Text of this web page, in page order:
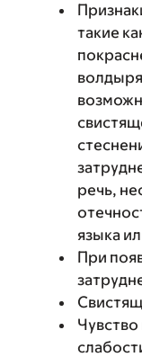
такие
речь,
языка
При
Чувство